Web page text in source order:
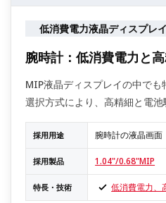
低消費電力液晶ディスプレ
腕時計：低消費電力と
MIP液晶ディスプレイの中で
選択方式により、高精細と電池
採用用途 腕時計の液晶画面
採用製品 1.04"/0.68"MIP
特長・技術 低消費電力、